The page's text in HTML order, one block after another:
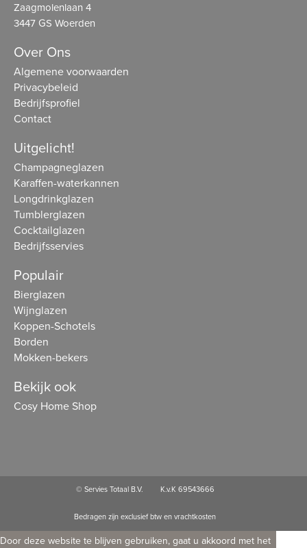
Zaagmolenlaan 4
3447 GS Woerden
Over Ons
Algemene voorwaarden
Privacybeleid
Bedrijfsprofiel
Contact
Uitgelicht!
Champagneglazen
Karaffen-waterkannen
Longdrinkglazen
Tumblerglazen
Cocktailglazen
Bedrijfsservies
Populair
Bierglazen
Wijnglazen
Koppen-Schotels
Borden
Mokken-bekers
Bekijk ook
Cosy Home Shop
© Servies Totaal B.V. K.v.K 69543666
Bedragen zijn exclusief btw en vrachtkosten
Door deze website te blijven gebruiken, gaat u akkoord met het